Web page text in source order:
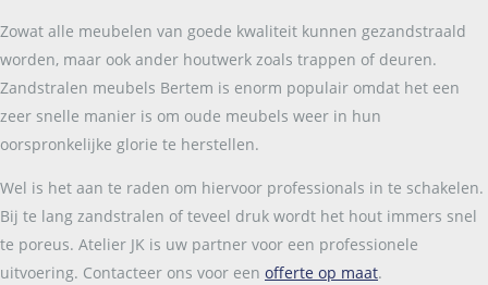
Zowat alle meubelen van goede kwaliteit kunnen gezandstraald
worden, maar ook ander houtwerk zoals trappen of deuren.
Zandstralen meubels Bertem is enorm populair omdat het een
zeer snelle manier is om oude meubels weer in hun
oorspronkelijke glorie te herstellen.
Wel is het aan te raden om hiervoor professionals in te schakelen.
Bij te lang zandstralen of teveel druk wordt het hout immers snel
te poreus. Atelier JK is uw partner voor een professionele
uitvoering. Contacteer ons voor een offerte op maat.